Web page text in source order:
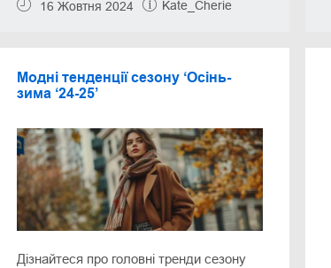
16 Жовтня 2024 Kate_Cherie
Модні тенденції сезону ‘Осінь-
зима ‘24-25’
Дізнайтеся про головні тренди сезону